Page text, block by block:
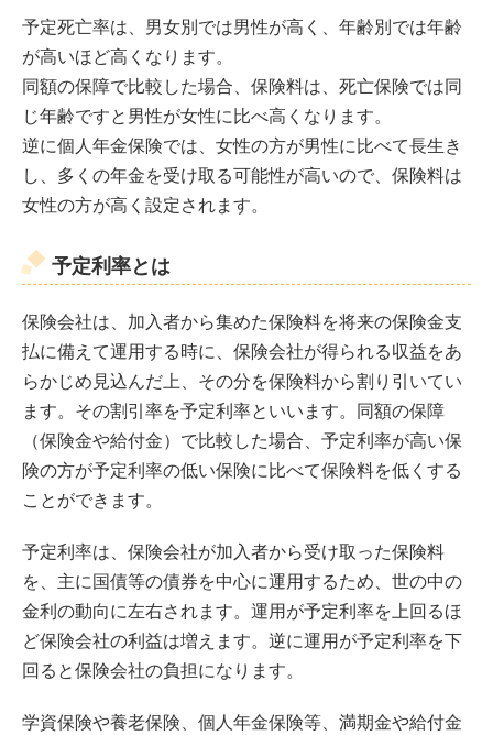
予定死亡率は、男女別では男性が高く、年齢別では年齢
が高いほど高くなります。
同額の保障で比較した場合、保険料は、死亡保険では同
じ年齢ですと男性が女性に比べ高くなります。
逆に個人年金保険では、女性の方が男性に比べて長生き
し、多くの年金を受け取る可能性が高いので、保険料は
女性の方が高く設定されます。
予定利率とは
保険会社は、加入者から集めた保険料を将来の保険金支
払に備えて運用する時に、保険会社が得られる収益をあ
らかじめ見込んだ上、その分を保険料から割り引いてい
ます。その割引率を予定利率といいます。同額の保障
（保険金や給付金）で比較した場合、予定利率が高い保
険の方が予定利率の低い保険に比べて保険料を低くする
ことができます。
予定利率は、保険会社が加入者から受け取った保険料
を、主に国債等の債券を中心に運用するため、世の中の
金利の動向に左右されます。運用が予定利率を上回るほ
ど保険会社の利益は増えます。逆に運用が予定利率を下
回ると保険会社の負担になります。
学資保険や養老保険、個人年金保険等、満期金や給付金